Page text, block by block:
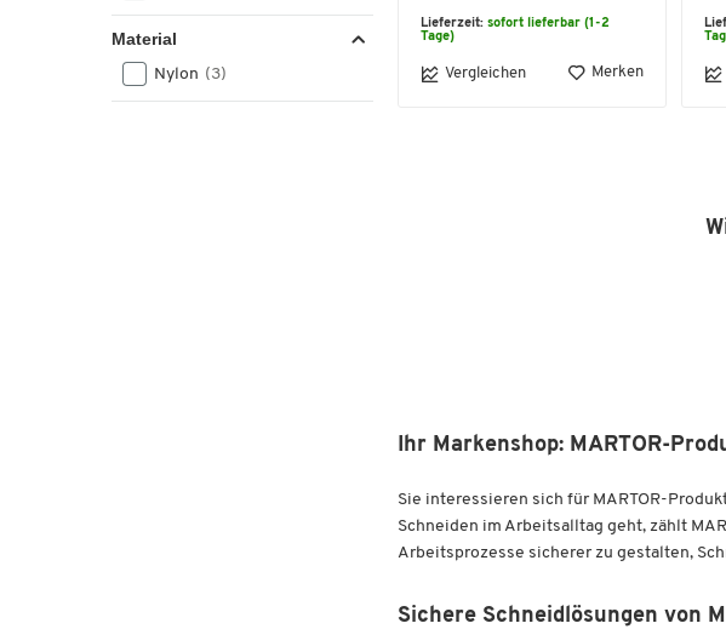
Material
Nylon (3)
Lieferzeit: sofort lieferbar (1-2
Tage)
Vergleichen Merken
Ihr Markenshop: MARTOR-
Sie interessieren sich für MARTOR-
Schneiden im Arbeitsalltag geht, zählt
Arbeitsprozesse sicherer zu gestalten,
Sichere Schneidlösungen von